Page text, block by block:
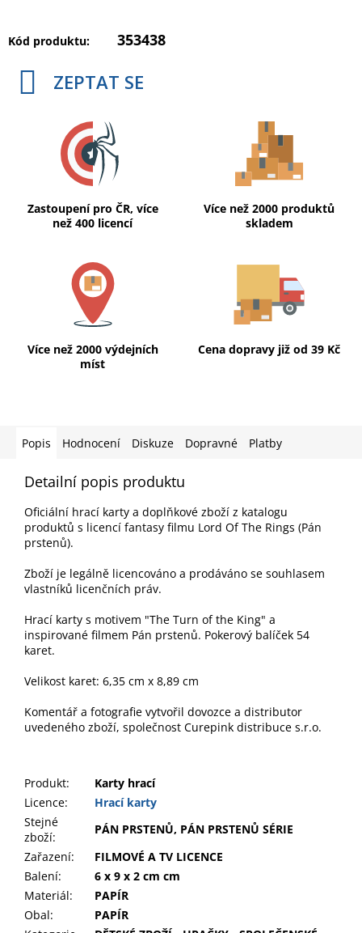
Kód produktu: 353438
ZEPTAT SE
Zastoupení pro ČR, více
než 400 licencí
Více než 2000 produktů
skladem
Více než 2000 výdejních
míst
Cena dopravy již od 39 Kč
Popis Hodnocení Diskuze Dopravné Platby
Detailní popis produktu
Oficiální hrací karty a doplňkové zboží z katalogu
produktů s licencí fantasy filmu Lord Of The Rings (Pán
prstenů).
Zboží je legálně licencováno a prodáváno se souhlasem
vlastníků licenčních práv.
Hrací karty s motivem "The Turn of the King" a
inspirované filmem Pán prstenů. Pokerový balíček 54
karet.
Velikost karet: 6,35 cm x 8,89 cm
Komentář a fotografie vytvořil dovozce a distributor
uvedeného zboží, společnost Curepink distribuce s.r.o.
Produkt:
Karty hrací
Licence:
Hrací karty
Stejné
zboží:
PÁN PRSTENŮ, PÁN PRSTENŮ SÉRIE
Zařazení:
FILMOVÉ A TV LICENCE
Balení:
6 x 9 x 2 cm cm
Materiál:
PAPÍR
Obal:
PAPÍR